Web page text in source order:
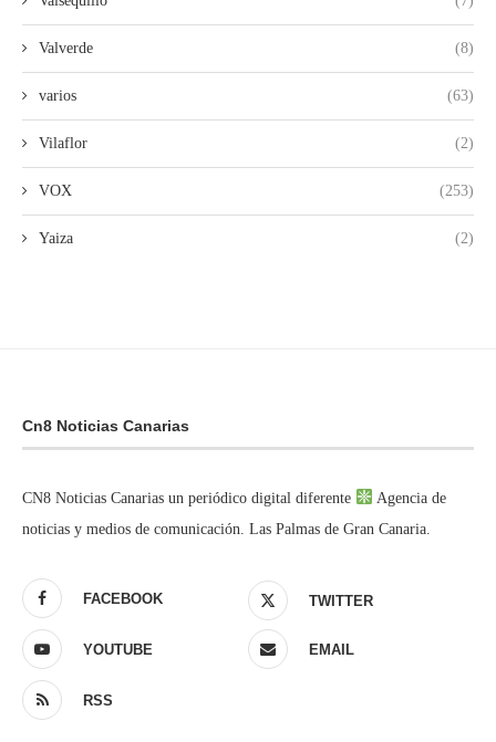
Valverde (8)
varios (63)
Vilaflor (2)
VOX (253)
Yaiza (2)
Cn8 Noticias Canarias
CN8 Noticias Canarias un periódico digital diferente
Agencia de
noticias y medios de comunicación. Las Palmas de Gran Canaria.
FACEBOOK TWITTER
YOUTUBE EMAIL
RSS